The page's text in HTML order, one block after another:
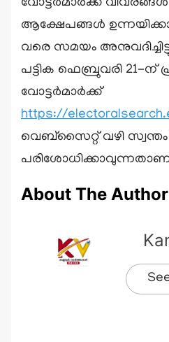
ആക്ഷേപങ്ങൾ
വരെ സമയം
പട്ടിക ഫെബ്രുവരി 21-ന്
വോട്ടർമാർക്ക്
https://
വെബ്സൈറ്റ് വഴി
About The Author